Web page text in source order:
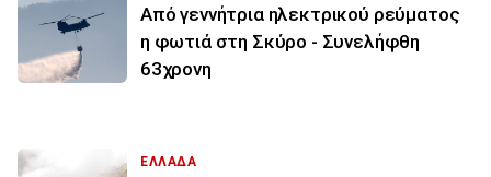
Από γεννήτρια ηλεκτρικού ρεύματος
η φωτιά στη Σκύρο - Συνελήφθη
63χρονη
ΕΛΛΑΔΑ